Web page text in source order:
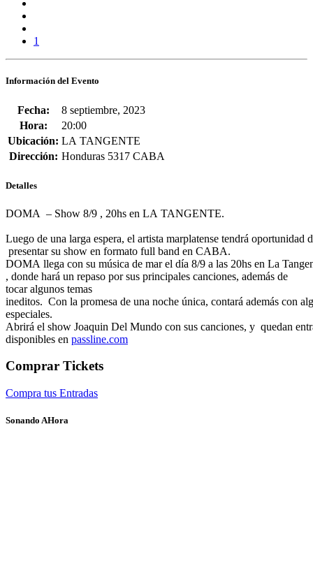
1
Información del Evento
Fecha:
8 septiembre, 2023
Hora:
20:00
Ubicación: LA TANGENTE
Dirección: Honduras 5317 CABA
Detalles
DOMA – Show 8/9 , 20hs en LA TANGENTE.
Luego de una larga espera, el artista marplatense tendrá oportunidad
presentarsu show en formato full band en CABA.
DOMA llega con su música de mar el día 8/9 a las 20hs en La
, donde hará un repaso por sus principales canciones, además de
tocar algunos temas
ineditos. Con la promesa de una noche única, contará además con
especiales.
Abrirá el show Joaquin Del Mundo con sus canciones, y quedan
disponibles en passline.com
Comprar Tickets
Compra tus Entradas
Sonando AHora